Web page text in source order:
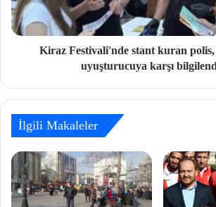
Kiraz Festivali'nde stant kuran polis,
uyuşturucuya karşı
İlgili Makaleler